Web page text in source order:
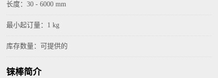
长度：30 - 6000 mm
最小起订量：1 kg
库存数量：可提供的
铼棒简介